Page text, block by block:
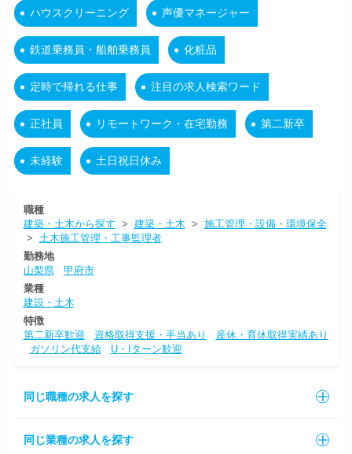
ハウスクリーニング 声優マネージャー
鉄道乗務員・船舶乗務員 化粧品
定時で帰れる仕事 注目の求人検索ワード
正社員 リモートワーク・在宅勤務 第二新卒
未経験 土日祝日休み
職種
建築・土木から探す > 建築・土木 > 施工管理・設備・環境保全
> 土木施工管理・工事監理者
勤務地
山梨県
甲府市
業種
建設・土木
特徴
第二新卒歓迎
資格取得支援・手当あり
産休・育休取得実績あり
ガソリン代支給
U・Iターン歓迎
同じ職種の求人を探す
同じ業種の求人を探す